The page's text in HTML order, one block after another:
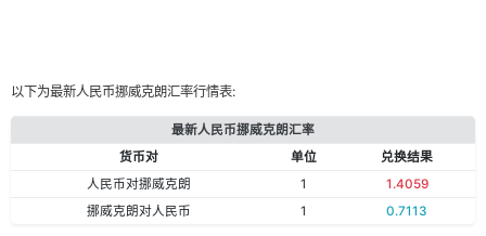
以下为最新人民币挪威克朗汇率行情表:
最新人民币挪威克朗汇率
货币对
单位
兑换结果
人民币对挪威克朗
1
1.4059
挪威克朗对人民币
1 0.7113